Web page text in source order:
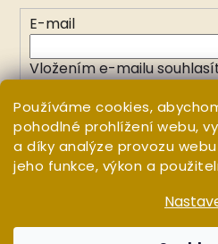
Používáme cookies,
pohodlné prohlížení webu,
a díky analýze provozu
jeho funkce, výkon a
E-mail
Vložením e-mailu
PŘIHLÁSIT SE
Vytvořil